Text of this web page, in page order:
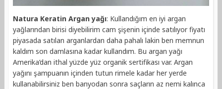
Natura Keratin Argan yağı: Kullandığım en iyi argan
yağlarından birisi diyebilirim cam şişenin içinde satılıyor fiyatı
piyasada satılan arganlardan daha pahalı lakin ben memnun
kaldım son damlasına kadar kullandım. Bu argan yağı
Amerika’dan ithal yüzde yüz organik sertifikası var. Argan
yağını şampuanın içinden tutun rimele kadar her yerde
kullanabilirsiniz ben banyodan sonra saçların az nemi kalınca